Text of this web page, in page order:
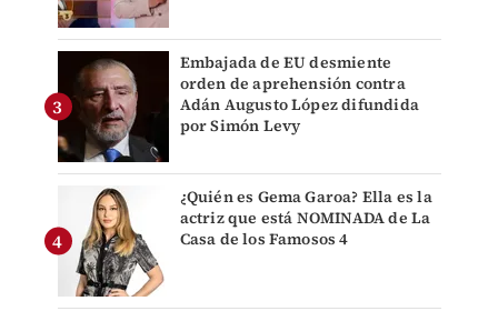
Embajada de EU desmiente
orden de aprehensión contra
Adán Augusto López difundida
por Simón Levy
¿Quién es Gema Garoa? Ella es la
actriz que está NOMINADA de La
Casa de los Famosos 4